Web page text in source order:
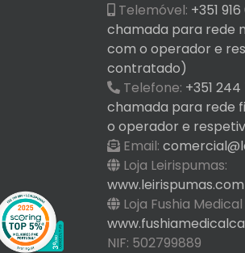
Telemóvel: +351
chamada para rede
com o operador e
contratado)
Telefone: +351
chamada para rede
o operador e
Email:
Loja Leirispumas:
www.leirispumas.com
Loja Fushia
NIF: 502799889